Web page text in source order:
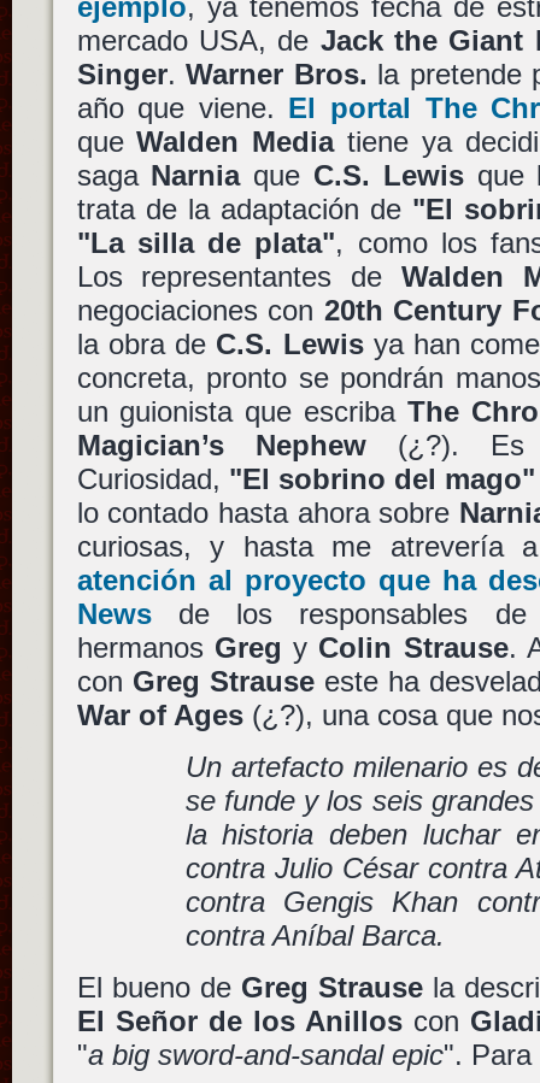
mercado USA, de Jack the Giant
Singer.Warner Bros. la pretende
año que viene. El portal The
queWalden Mediatiene ya
saga Narniaque C.S. Lewisque
trata de la adaptación de"El
"La silla de plata", como los
Los representantes deWalden
negociaciones con 20th Century
la obra de C.S. Lewisya han
concreta, pronto se pondrán
un guionista que escribaThe
Magician’s Nephew(¿?). Es
Curiosidad, "El sobrino del mago"
lo contado hasta ahora sobre
curiosas, y hasta me atrevería
atención al proyecto que ha
Newsde los responsables
hermanos Greg y Colin Strause.
con Greg Strauseeste ha
War of Ages(¿?), una cosa que
Un artefacto milenario es
se funde y los seis
la historia deben luchar
contra Julio César contra
contra Gengis Khan
contra Aníbal Barca.
El bueno de Greg Strausela
El Señor de los Anilloscon
"a big sword-and-sandal epic". Para